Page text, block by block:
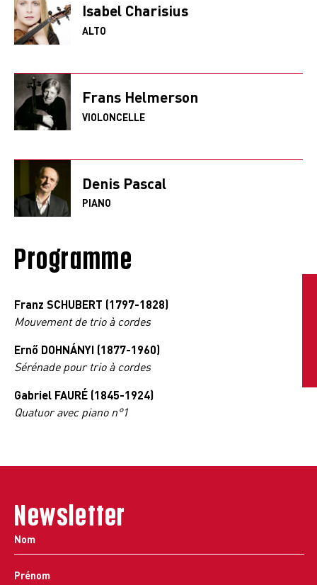
Isabel Charisius
ALTO
Frans Helmerson
VIOLONCELLE
Denis Pascal
PIANO
Programme
Franz SCHUBERT (1797-1828)
Mouvement de trio à cordes
Ernő DOHNÁNYI (1877-1960)
Sérénade pour trio à cordes
Gabriel FAURÉ (1845-1924)
Quatuor avec piano n°1
Newsletter